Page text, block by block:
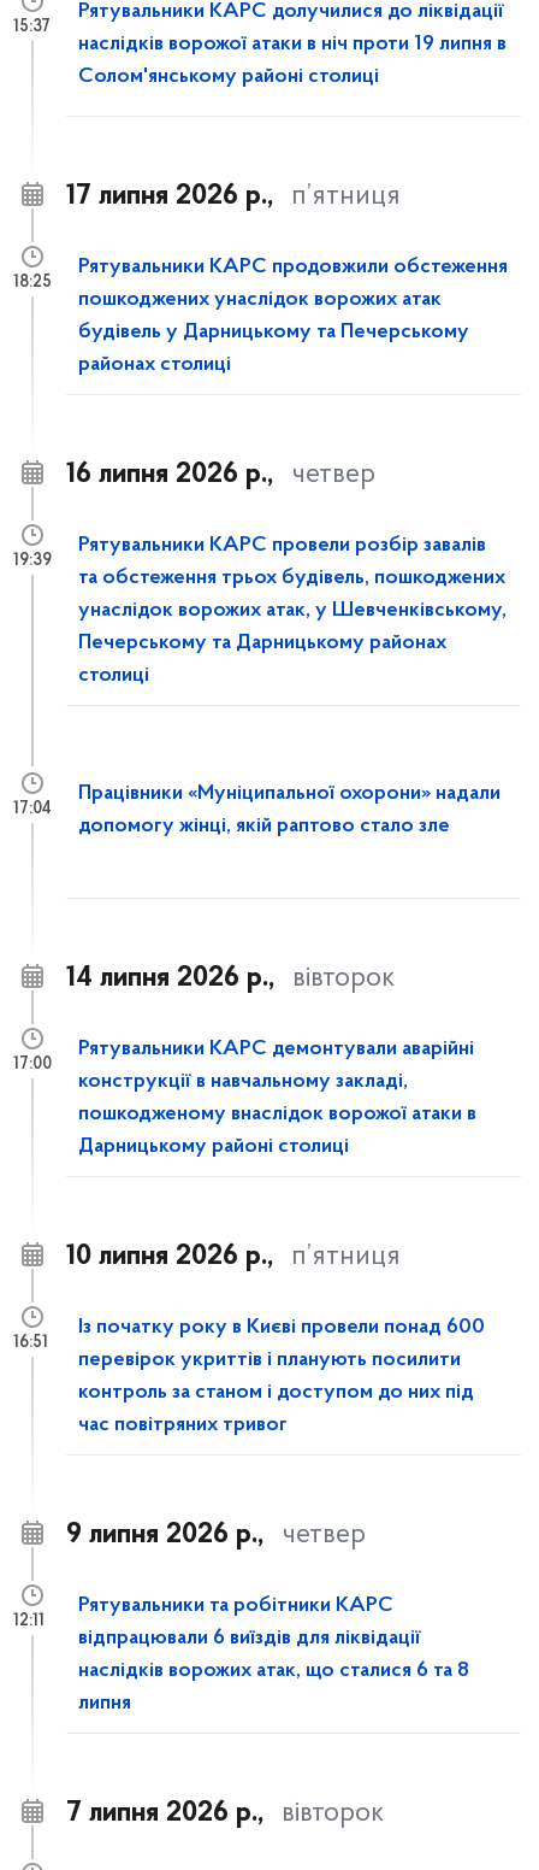
Рятувальники КАРС долучилися до ліквідації
наслідків ворожої атаки в ніч проти 19 липня в
Солом'янському районі столиці
15:37
17 липня 2026 р., п’ятниця
Рятувальники КАРС продовжили обстеження
пошкоджених унаслідок ворожих атак
будівель у Дарницькому та Печерському
районах столиці
18:25
16 липня 2026 р., четвер
Рятувальники КАРС провели розбір завалів
та обстеження трьох будівель, пошкоджених
унаслідок ворожих атак, у Шевченківському,
Печерському та Дарницькому районах
столиці
19:39
Працівники «Муніципальної охорони» надали
допомогу жінці, якій раптово стало зле
17:04
14 липня 2026 р., вівторок
Рятувальники КАРС демонтували аварійні
конструкції в навчальному закладі,
пошкодженому внаслідок ворожої атаки в
Дарницькому районі столиці
17:00
10 липня 2026 р., п’ятниця
Із початку року в Києві провели понад 600
перевірок укриттів і планують посилити
контроль за станом і доступом до них під
час повітряних тривог
16:51
9 липня 2026 р., четвер
Рятувальники та робітники КАРС
відпрацювали 6 виїздів для ліквідації
наслідків ворожих атак, що сталися 6 та 8
липня
12:11
7 липня 2026 р., вівторок